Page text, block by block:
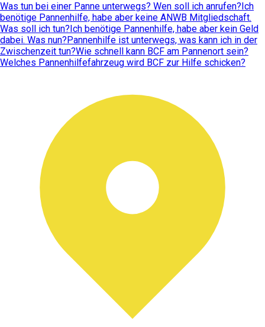
Was tun bei einer Panne unterwegs? Wen soll ich anrufen?Ich
benötige Pannenhilfe, habe aber keine ANWB Mitgliedschaft.
Was soll ich tun?Ich benötige Pannenhilfe, habe aber kein Geld
dabei. Was nun?Pannenhilfe ist unterwegs, was kann ich in der
Zwischenzeit tun?Wie schnell kann BCF am Pannenort sein?
Welches Pannenhilfefahrzeug wird BCF zur Hilfe schicken?